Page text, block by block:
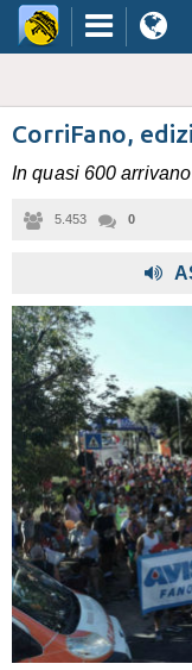
CorriFano,
In quasi 600
5.453 0